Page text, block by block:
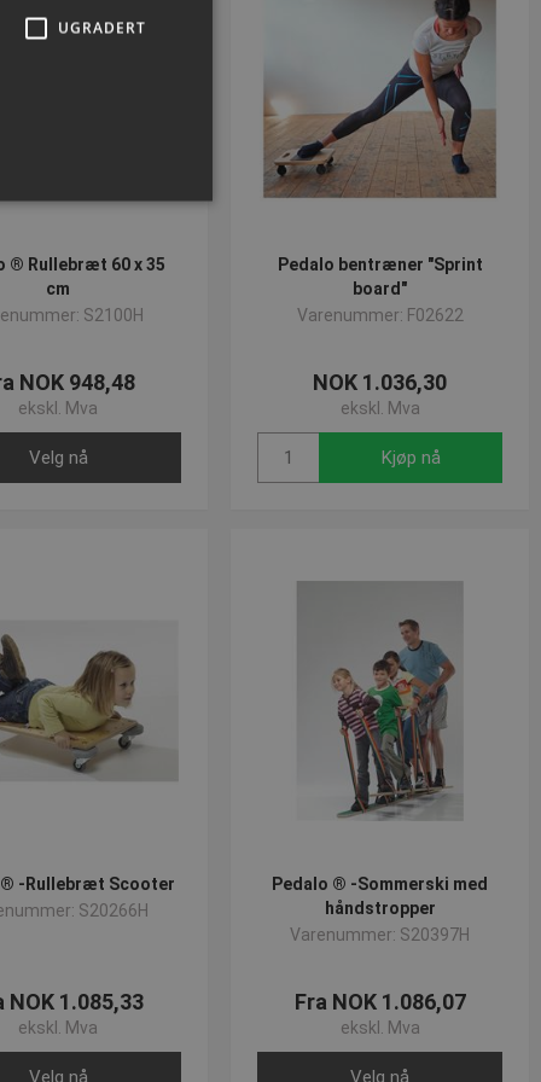
® Rullebræt 60 x 35
cm
S2100H
NOK 948,48
ekskl. Mva
Velg nå
Pedalo bentræner "Sprint
board"
Varenummer: F02622
NOK 1.036,30
ekskl. Mva
Kjøp nå
® -Rullebræt Scooter
S20266H
NOK 1.085,33
ekskl. Mva
Velg nå
Pedalo ® -Sommerski med
håndstropper
Varenummer: S20397H
Fra NOK 1.086,07
ekskl. Mva
Velg nå
UGRADERT
Nettstedet kan
Cookie-Script.com-
for å opprettholde
lagrer og oppdaterer
i hver sideforespørsel
kampanjedata for
og brukes til å
som for
Beskrivelse
1 år